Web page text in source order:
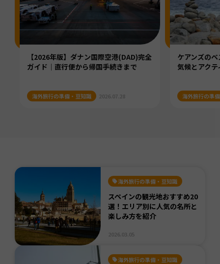
【2026年版】ダナン国際空港(DAD)完全
ガイド｜直行便から帰国手続きまで
海外旅行の準備・豆知識
ケアンズの
気候とアク
海外旅行の準
海外旅行の準備・豆知識
スペインの観光地おすすめ20
選！エリア別に人気の名所と
楽しみ方を紹介
海外旅行の準備・豆知識